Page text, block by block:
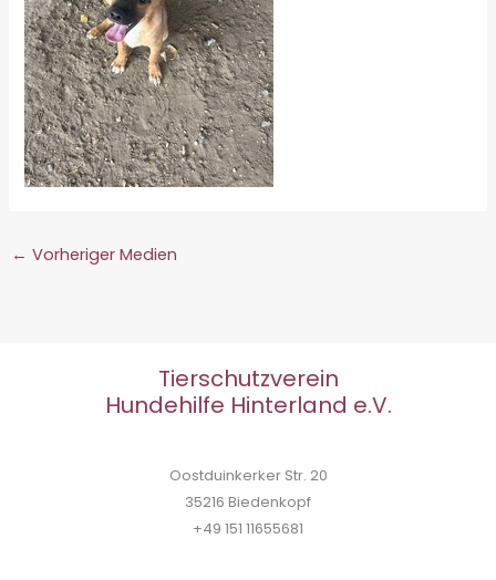
← Vorheriger Medien
Tierschutzverein
Hundehilfe Hinterland e.V.
Oostduinkerker Str. 20
35216 Biedenkopf
+49 151 11655681